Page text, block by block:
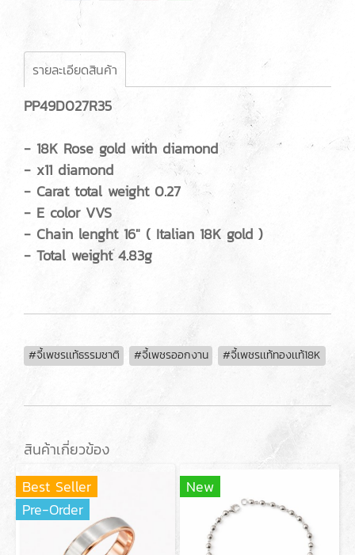
รายละเอียดสินค้า
PP49D027R35
- 18K Rose gold with diamond
- x11 diamond
- Carat total weight 0.27
- E color VVS
- Chain lenght 16" ( Italian 18K gold )
- Total weight 4.83g
#จี้เพชรเเท้ธรรมชาติ #จี้เพชรออกงาน #จี้เพชรเเท้ทองเเท้18K
สินค้าเกี่ยวข้อง
Best Seller
Pre-Order
New